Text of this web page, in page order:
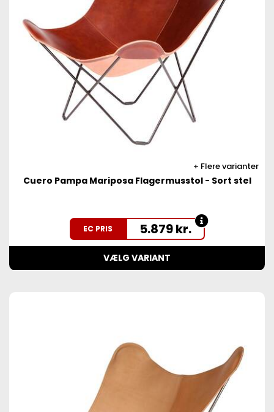
Flere varianter
Cuero Pampa Mariposa Flagermusstol - Sort stel
EC PRIS 5.879kr.
VÆLG VARIANT